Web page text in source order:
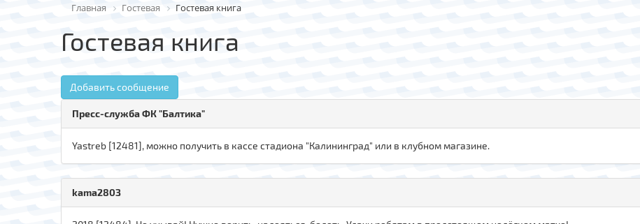
Главная Гостевая Гостевая книга
Гостевая книга
Добавить сообщение
Пресс-служба ФК "Балтика"
Yastreb [12481], можно получить в кассе стадиона "Калининград" или в клубном магазине.
kаma280З